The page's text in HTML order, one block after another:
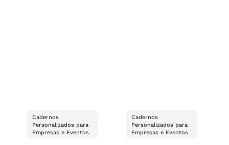
Cadernos
Personalizados para
Empresas e Eventos
Cadernos
Personalizados para
Empresas e Eventos